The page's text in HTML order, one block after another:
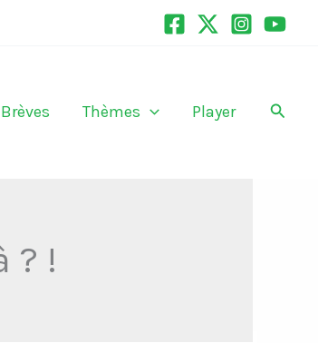
Brèves Thèmes Player
? !